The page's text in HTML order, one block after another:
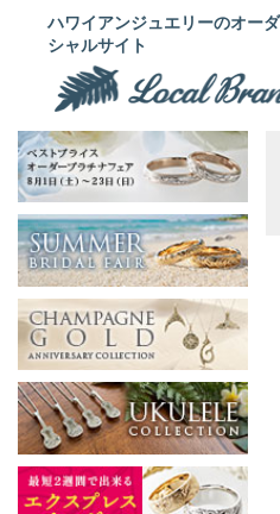
ハワイアンジュエリーのオー
シャルサイト